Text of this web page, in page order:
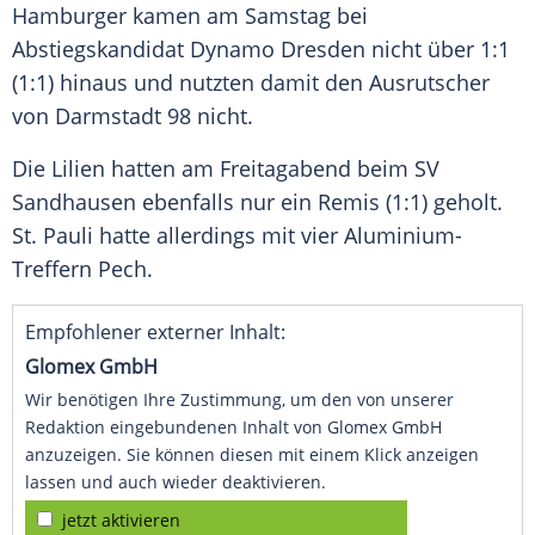
Hamburger kamen am Samstag bei
Abstiegskandidat Dynamo Dresden nicht über 1:1
(1:1) hinaus und nutzten damit den Ausrutscher
von Darmstadt 98 nicht.
Die Lilien hatten am Freitagabend beim SV
Sandhausen ebenfalls nur ein Remis (1:1) geholt.
St. Pauli hatte allerdings mit vier Aluminium-
Treffern Pech.
Empfohlener externer Inhalt:
Glomex GmbH
Wir benötigen Ihre Zustimmung, um den von unserer
Redaktion eingebundenen Inhalt von Glomex GmbH
anzuzeigen. Sie können diesen mit einem Klick anzeigen
lassen und auch wieder deaktivieren.
jetzt aktivieren